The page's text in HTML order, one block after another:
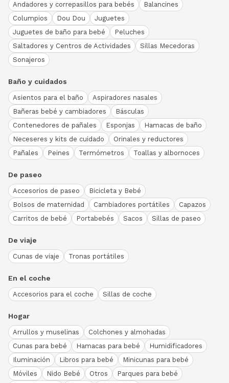
Andadores y correpasillos para bebés
Balancines
Columpios
Dou Dou
Juguetes
Juguetes de baño para bebé
Peluches
Saltadores y Centros de Actividades
Sillas Mecedoras
Sonajeros
Baño y cuidados
Asientos para el baño
Aspiradores nasales
Bañeras bebé y cambiadores
Básculas
Contenedores de pañales
Esponjas
Hamacas de baño
Neceseres y kits de cuidado
Orinales y reductores
Pañales
Peines Termómetros Toallas y albornoces
De paseo
Accesorios de paseo
Bicicleta y Bebé
Bolsos de maternidad
Cambiadores portátiles
Capazos
Carritos de bebé
Portabebés Sacos Sillas de paseo
De viaje
Cunas de viaje Tronas portátiles
En el coche
Accesorios para el coche Sillas de coche
Hogar
Arrullos y muselinas
Colchones y almohadas
Cunas para bebé
Hamacas para bebé
Humidificadores
Iluminación
Libros para bebé
Minicunas para bebé
Móviles
Nido Bebé Otros
Parques para bebé